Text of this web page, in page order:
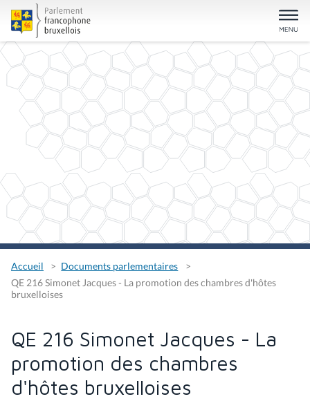
Accueil
Documents parlementaires
QE 216 Simonet Jacques - La promotion des chambres d'hôtes
bruxelloises
QE 216 Simonet Jacques - La
promotion des chambres
d'hôtes bruxelloises